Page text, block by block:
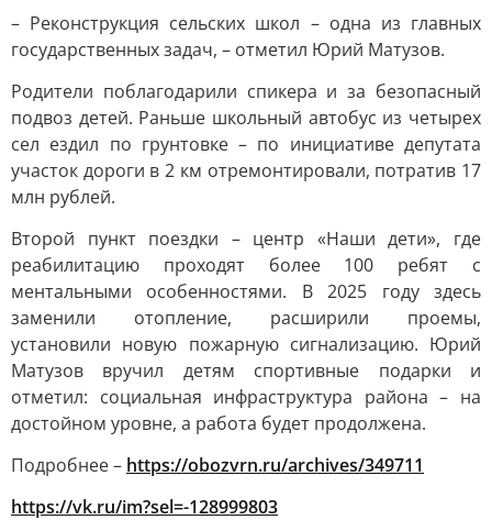
– Реконструкция сельских школ – одна из главных
государственных задач, – отметил Юрий Матузов.
Родители поблагодарили спикера и за безопасный
подвоз детей. Раньше школьный автобус из четырех
сел ездил по грунтовке – по инициативе депутата
участок дороги в 2 км отремонтировали, потратив 17
млн рублей.
Второй пункт поездки – центр «Наши дети», где
реабилитацию проходят более 100 ребят с
ментальными особенностями. В 2025 году здесь
заменили отопление, расширили проемы,
установили новую пожарную сигнализацию. Юрий
Матузов вручил детям спортивные подарки и
отметил: социальная инфраструктура района – на
достойном уровне, а работа будет продолжена.
Подробнее – https://obozvrn.ru/archives/349711
https://vk.ru/im?sel=-128999803